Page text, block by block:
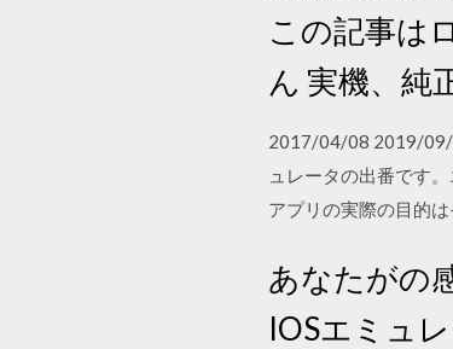
この記事は
ん 実機、純
2017/04/08 2019/09/
ュレータの出番です
アプリの実際の目的
あなたがの
IOSエミュ